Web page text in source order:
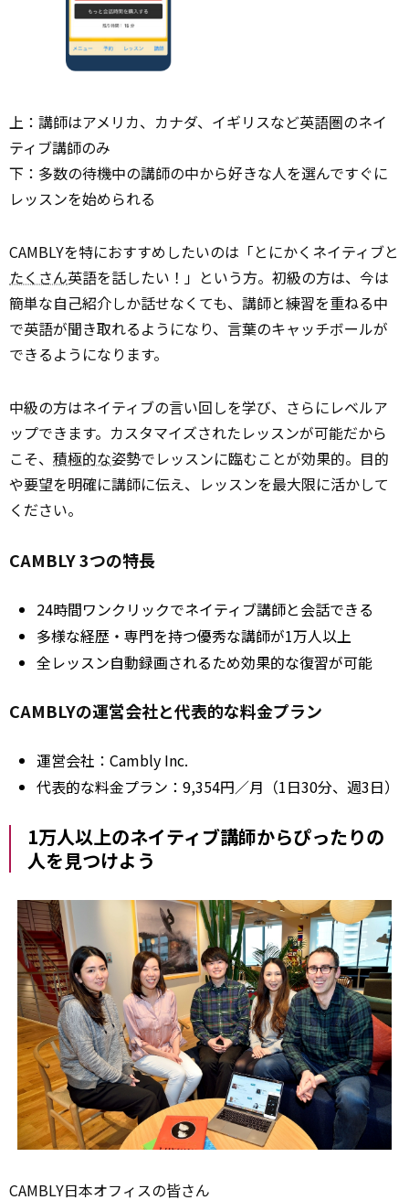
上：講師はアメリカ、カナダ、イギリスなど英語圏のネイ
ティブ講師のみ
下：多数の待機中の講師の中から好きな人を選んですぐに
レッスンを始められる
CAMBLYを特におすすめしたいのは「とにかくネイティブと
たくさん英語を話したい！」という方。初級の方は、今は
簡単な自己紹介しか話せなくても、講師と練習を重ねる中
で英語が聞き取れるようになり、言葉のキャッチボールが
できるようになります。
中級の方はネイティブの言い回しを学び、さらにレベルア
ップできます。カスタマイズされたレッスンが可能だから
こそ、 積極的な姿勢でレッスンに臨むことが効果的。目的
や要望を明確に講師に伝え、レッスンを最大限に活かして
ください。
CAMBLY 3つの特長
24時間ワンクリックでネイティブ講師と会話できる
多様な経歴・専門を持つ優秀な講師が1万人以上
全レッスン自動録画されるため効果的な復習が可能
CAMBLYの運営会社と代表的な料金プラン
運営会社：Cambly Inc.
代表的な料金プラン：9,354円／月（1日30分、週3日）
1万人以上のネイティブ講師からぴったりの
人を見つけよう
CAMBLY日本オフィスの皆さん